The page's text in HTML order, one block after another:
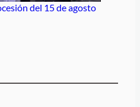
del 15 de agosto